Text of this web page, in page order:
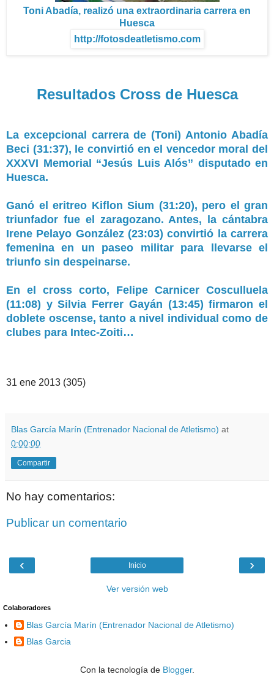
Toni Abadía, realizó una extraordinaria carrera en
Huesca
http://fotosdeatletismo.com
Resultados Cross de Huesca
La excepcional carrera de (Toni) Antonio Abadía
Beci (31:37), le convirtió en el vencedor moral del
XXXVI Memorial “Jesús Luis Alós” disputado en
Huesca.
Ganó el eritreo Kiflon Sium (31:20), pero el gran
triunfador fue el zaragozano. Antes, la cántabra
Irene Pelayo González (23:03) convirtió la carrera
femenina en un paseo militar para llevarse el
triunfo sin despeinarse.
En el cross corto, Felipe Carnicer Cosculluela
(11:08) y Silvia Ferrer Gayán (13:45) firmaron el
doblete oscense, tanto a nivel individual como de
clubes para Intec-Zoiti…
31 ene 2013 (305)
Blas García Marín (Entrenador Nacional de Atletismo) at
0:00:00
Compartir
No hay comentarios:
Publicar un comentario
‹ ›
Inicio
Ver versión web
Colaboradores
Blas García Marín (Entrenador Nacional de Atletismo)
Blas Garcia
Con la tecnología de Blogger.